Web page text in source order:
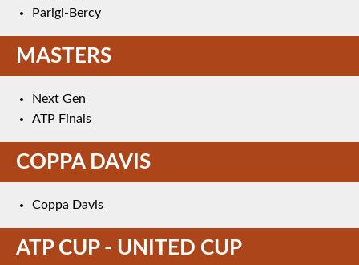
Parigi-Bercy
MASTERS
Next Gen
ATP Finals
COPPA DAVIS
Coppa Davis
ATP CUP - UNITED CUP